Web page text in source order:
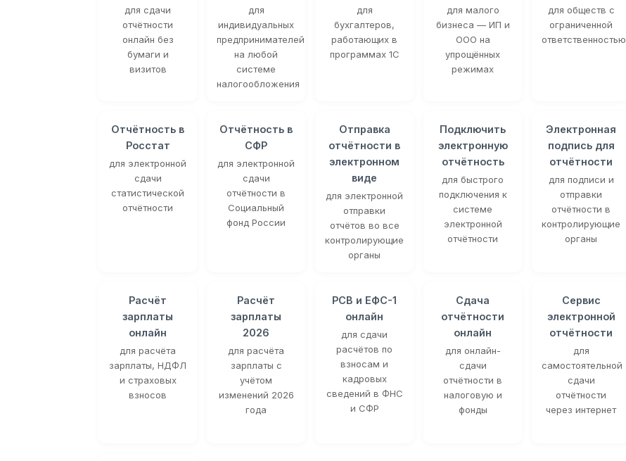
для сдачи
отчётности
онлайн без
бумаги и
визитов
для
индивидуальных
предпринимателей
на любой
системе
налогообложения
для
бухгалтеров,
работающих в
программах 1С
для малого
бизнеса — ИП и
ООО на
упрощённых
режимах
для обществ с
ограниченной
ответственностью
Отчётность в
Росстат
для электронной
сдачи
статистической
отчётности
Отчётность в
СФР
для электронной
сдачи
отчётности в
Социальный
фонд России
Отправка
отчётности в
электронном
виде
для электронной
отправки
отчётов во все
контролирующие
органы
Подключить
электронную
отчётность
для быстрого
подключения к
системе
электронной
отчётности
Электронная
подпись для
отчётности
для подписи и
отправки
отчётности в
контролирующие
органы
Расчёт
зарплаты
онлайн
для расчёта
зарплаты, НДФЛ
и страховых
взносов
Расчёт
зарплаты
2026
для расчёта
зарплаты с
учётом
изменений 2026
года
РСВ и ЕФС-1
онлайн
для сдачи
расчётов по
взносам и
кадровых
сведений в ФНС
и СФР
Сдача
отчётности
онлайн
для онлайн-
сдачи
отчётности в
налоговую и
фонды
Сервис
электронной
отчётности
для
самостоятельной
сдачи
отчётности
через интернет